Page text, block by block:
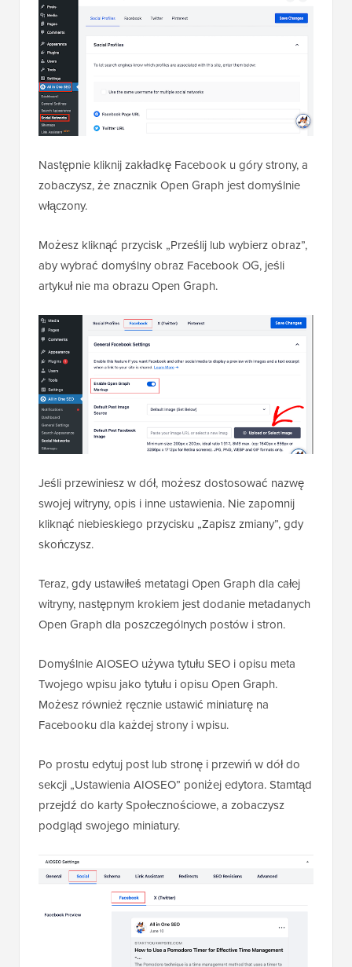
Następnie kliknij zakładkę Facebook u góry strony, a
zobaczysz, że znacznik Open Graph jest domyślnie
włączony.
Możesz kliknąć przycisk „Prześlij lub wybierz obraz”,
aby wybrać domyślny obraz Facebook OG, jeśli
artykuł nie ma obrazu Open Graph.
Jeśli przewiniesz w dół, możesz dostosować nazwę
swojej witryny, opis i inne ustawienia. Nie zapomnij
kliknąć niebieskiego przycisku „Zapisz zmiany”, gdy
skończysz.
Teraz, gdy ustawiłeś metatagi Open Graph dla całej
witryny, następnym krokiem jest dodanie metadanych
Open Graph dla poszczególnych postów i stron.
Domyślnie AIOSEO używa tytułu SEO i opisu meta
Twojego wpisu jako tytułu i opisu Open Graph.
Możesz również ręcznie ustawić miniaturę na
Facebooku dla każdej strony i wpisu.
Po prostu edytuj post lub stronę i przewiń w dół do
sekcji „Ustawienia AIOSEO” poniżej edytora. Stamtąd
przejdź do karty Społecznościowe, a zobaczysz
podgląd swojego miniatury.